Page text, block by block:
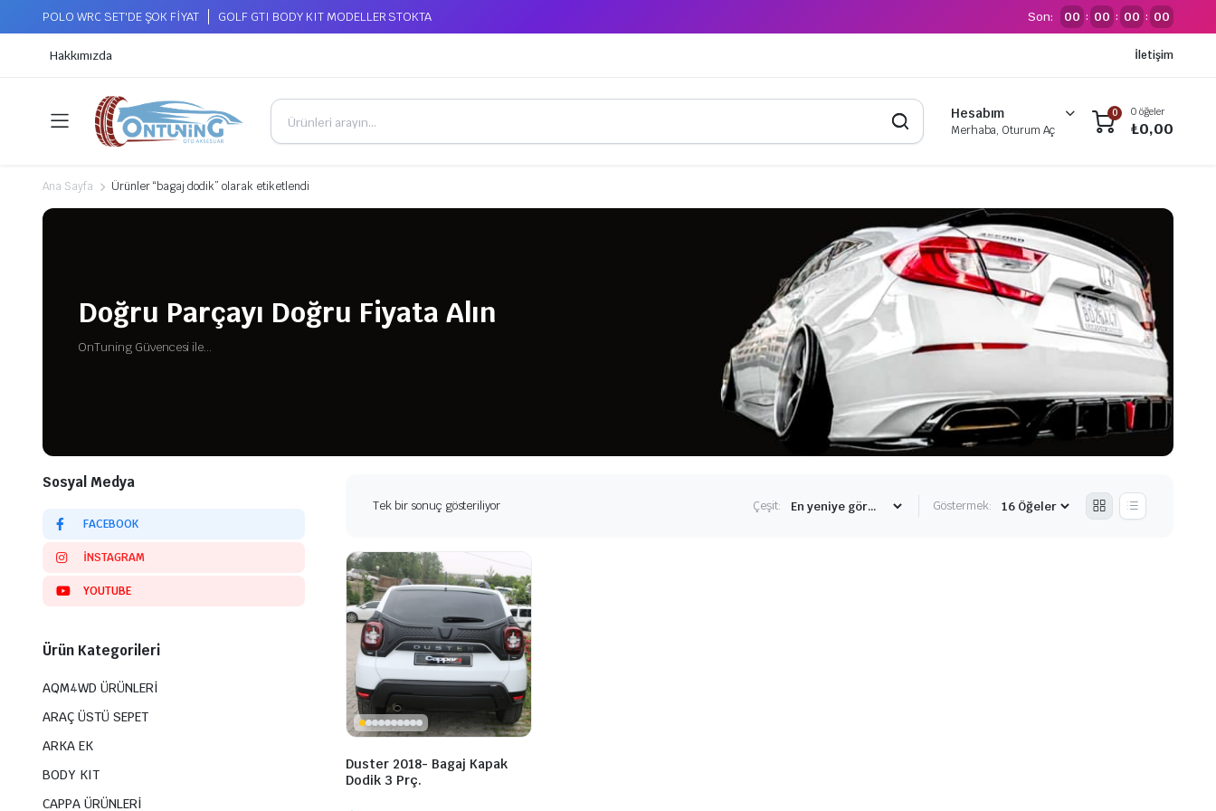
POLO WRC SET'DE ŞOK FİYAT GOLF GTI BODY KIT MODELLER STOKTA Son: 00 : 00 : 00 : 00
Hakkımızda İletişim
Hesabım
Merhaba, Oturum Aç
0 0 öğeler
₺0,00
Ana Sayfa Ürünler “bagaj dodik” olarak etiketlendi
Doğru Parçayı Doğru Fiyata Alın
OnTuning Güvencesi ile...
Tek bir sonuç gösteriliyor Çeşit: Göstermek:
Duster 2018- Bagaj Kapak
Dodik 3 Prç.
Sosyal Medya
FACEBOOK
INSTAGRAM
YOUTUBE
Ürün Kategorileri
AQM4WD ÜRÜNLERİ
ARAÇ ÜSTÜ SEPET
ARKA EK
BODY KIT
CAPPA ÜRÜNLERİ